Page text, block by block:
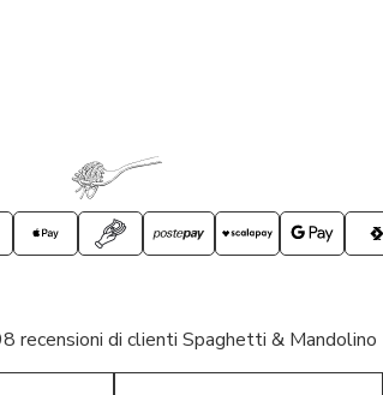
recensioni di clienti Spaghetti & Mandolino